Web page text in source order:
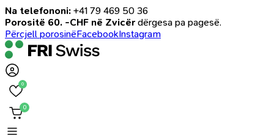
Na telefononi: +41 79 469 50 36
Porositë 60. -CHF në Zvicër dërgesa pa pagesë.
Përcjell porosinëFacebookInstagram
0
0